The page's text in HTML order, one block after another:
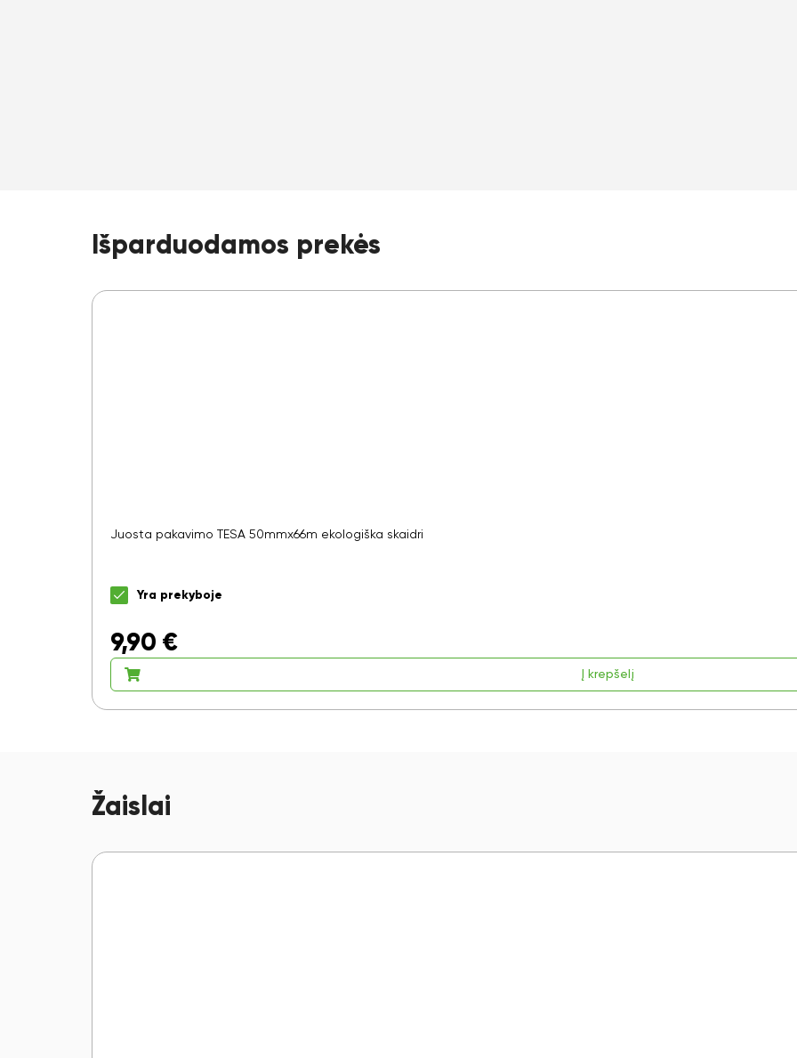
Išparduodamos prekės
Juosta pakavimo TESA 50mmx66m ekologiška skaidri
Yra prekyboje
9,90 €
Į krepšelį
Žaislai